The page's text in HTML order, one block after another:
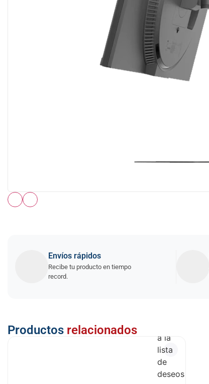
Envíos rápidos
Recibe tu producto en tiempo
record.
Productos relacionados
a la
lista
de
deseos